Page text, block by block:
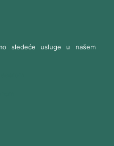
sledeće usluge u našem